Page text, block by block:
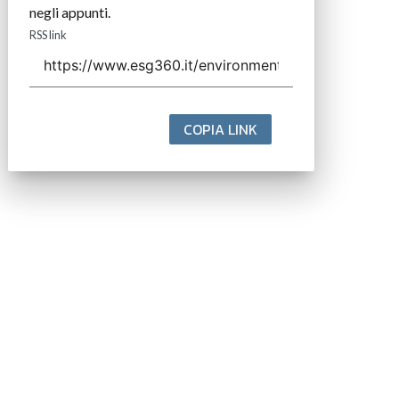
negli appunti.
RSS link
COPIA LINK